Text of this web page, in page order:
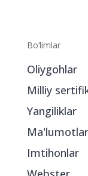
Bo‘limlar
Oliygohlar